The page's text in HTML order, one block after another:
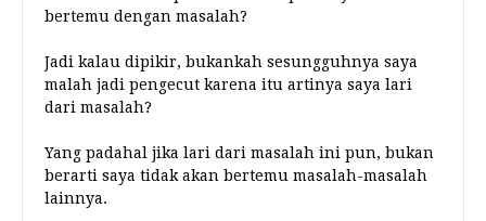
bertemu dengan masalah?
Jadi kalau dipikir, bukankah sesungguhnya saya
malah jadi pengecut karena itu artinya saya lari
dari masalah?
Yang padahal jika lari dari masalah ini pun, bukan
berarti saya tidak akan bertemu masalah-masalah
lainnya.